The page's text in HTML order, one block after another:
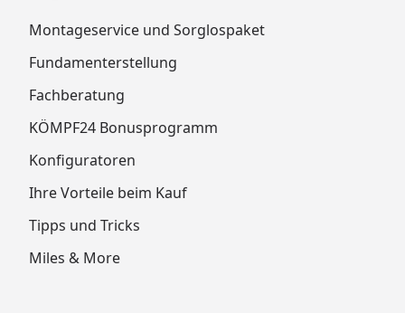
Montageservice und Sorglospaket
Fundamenterstellung
Fachberatung
KÖMPF24 Bonusprogramm
Konfiguratoren
Ihre Vorteile beim Kauf
Tipps und Tricks
Miles & More